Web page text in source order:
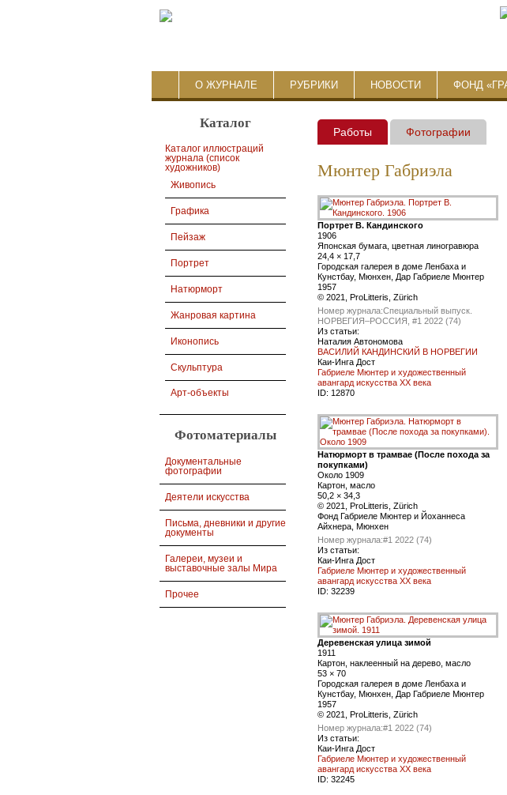
О ЖУРНАЛЕ РУБРИКИ НОВОСТИ ФОНД
Каталог
Каталог иллюстраций
журнала (список
художников)
Живопись
Графика
Пейзаж
Портрет
Натюрморт
Жанровая картина
Иконопись
Скульптура
Арт-объекты
Фотоматериалы
Документальные
фотографии
Деятели искусства
Письма, дневники и другие
документы
Галереи, музеи и
выставочные залы Мира
Прочее
Работы Фотографии
Мюнтер Габриэла
Портрет В. Кандинского
1906
Японская бумага, цветная линогравюра
24,4 × 17,7
Городская галерея в доме Ленбаха и
Кунстбау, Мюнхен, Дар Габриеле Мюнтер
1957
© 2021, ProLitteris, Zürich
Номер журнала:Специальный выпуск.
НОРВЕГИЯ–РОССИЯ, #1 2022 (74)
Из статьи:
Наталия Автономова
ВАСИЛИЙ КАНДИНСКИЙ В НОРВЕГИИ
Каи-Инга Дост
Габриеле Мюнтер и художественный
авангард искусства XX века
ID: 12870
Натюрморт в трамвае (После похода за
покупками)
Около 1909
Картон, масло
50,2 × 34,3
© 2021, ProLitteris, Zürich
Фонд Габриеле Мюнтер и Йоханнеса
Айхнера, Мюнхен
Номер журнала:#1 2022 (74)
Из статьи:
Каи-Инга Дост
Габриеле Мюнтер и художественный
авангард искусства XX века
ID: 32239
Деревенская улица зимой
1911
Картон, наклеенный на дерево, масло
53 × 70
Городская галерея в доме Ленбаха и
Кунстбау, Мюнхен, Дар Габриеле Мюнтер
1957
© 2021, ProLitteris, Zürich
Номер журнала:#1 2022 (74)
Из статьи:
Каи-Инга Дост
Габриеле Мюнтер и художественный
авангард искусства XX века
ID: 32245